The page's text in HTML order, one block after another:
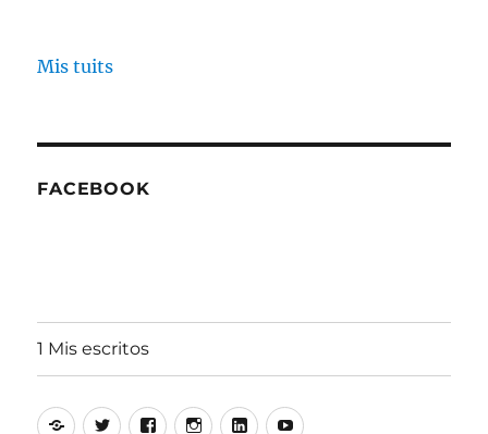
Mis tuits
FACEBOOK
1 Mis escritos
AlfonsoTwitterFacebookInstagram
LinkedinYoutube